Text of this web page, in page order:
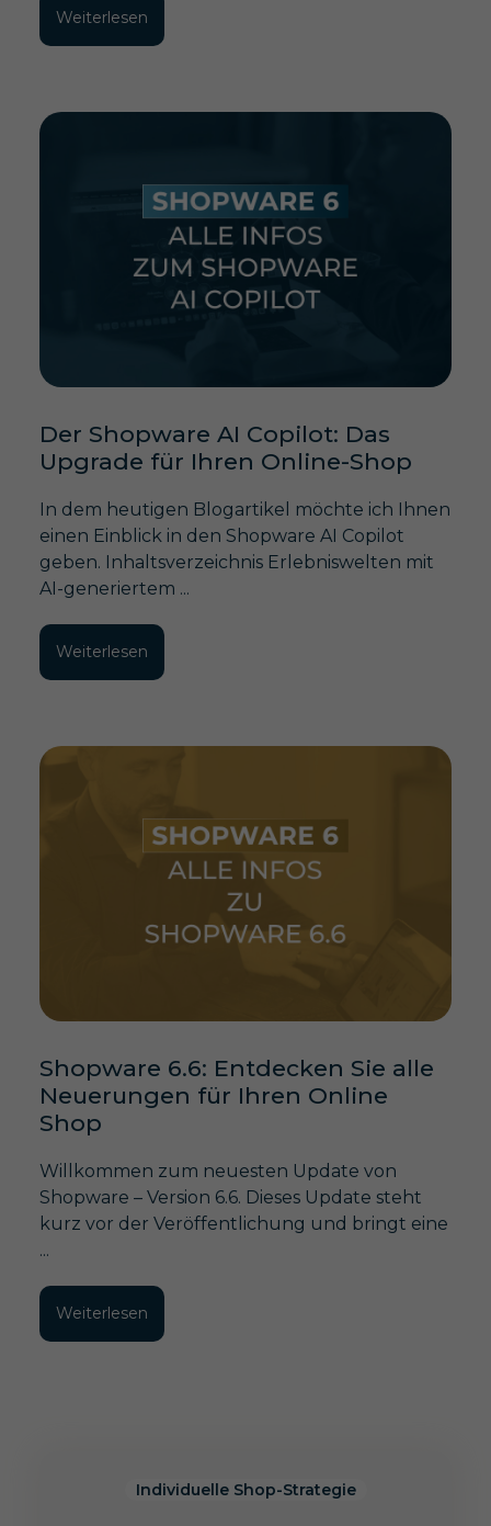
Weiterlesen
Der Shopware AI Copilot: Das
Upgrade für Ihren Online-Shop
In dem heutigen Blogartikel möchte ich Ihnen
einen Einblick in den Shopware AI Copilot
geben. Inhaltsverzeichnis Erlebniswelten mit
AI-generiertem ...
Weiterlesen
Shopware 6.6: Entdecken Sie alle
Neuerungen für Ihren Online
Shop
Willkommen zum neuesten Update von
Shopware – Version 6.6. Dieses Update steht
kurz vor der Veröffentlichung und bringt eine
...
Weiterlesen
Individuelle Shop-Strategie